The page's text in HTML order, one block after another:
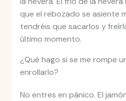
que el rebozado se asiente
tendréis que sacarlos y
último momento.
¿Qué hago si se me rompe
enrollarlo?
No entres en pánico. El